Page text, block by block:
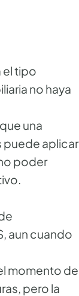
el tipo
no haya
una
puede aplicar
poder
aun cuando
momento de
pero la